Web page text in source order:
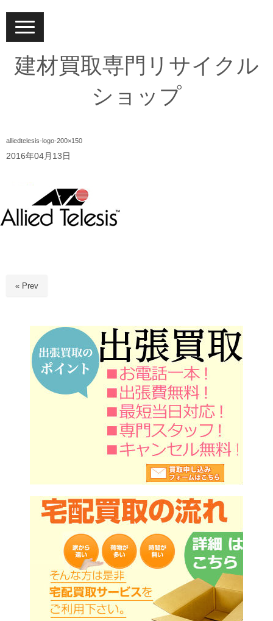
N
a
v
g
a
建材買取専門リサイクル
ショップ
alliedtelesis-logo-200×150
2016年04月13日
« Prev